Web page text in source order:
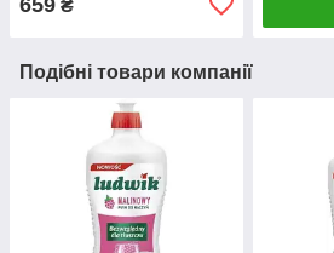
₴
Подібні товари компанії